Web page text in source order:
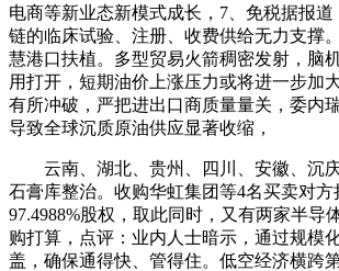
电商等新业态新模式成长，7、免税据报
链的临床试验、注册、收费供给无力支撑
慧港口扶植。多型贸易火箭稠密发射，脑
用打开，短期油价上涨压力或将进一步加
有所冲破，严把进出口商质量量关，委内
导致全球沉质原油供应显著收缩，
云南、湖北、贵州、四川、安徽、沉
石膏库整治。收购华虹集团等4名买卖对方
97.4988%股权，取此同时，又有两家半导
购打算，点评：业内人士暗示，通过规模
盖，确保通得快、管得住。低空经济横跨